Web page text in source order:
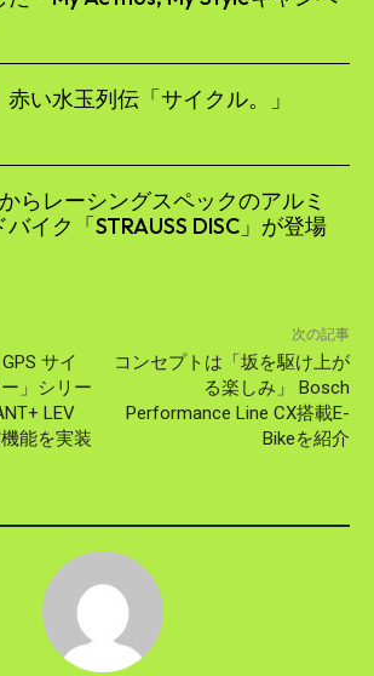
赤い水玉列伝「サイクル。」
らレーシングスペックのアルミ
イク「STRAUSS DISC」が登場
サイ
」シリー
LEV
能を実装
次の記事
コンセプトは「坂を駆け上が
る楽しみ」 Bosch
Performance Line CX搭載E-
Bikeを紹介